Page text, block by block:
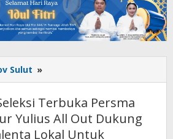
Sulut »
Jelang
Seleksi
Terbuka
Persma
1960
Terbuka Persma
Yulius All Out Dukung
Lokal Untuk